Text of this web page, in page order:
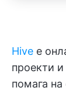
Hive е
проекти
помага на